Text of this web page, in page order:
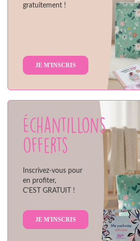
gratuitement !
JE M'INSCRIS
Échantillons
offerts
Inscrivez-vous pour
en profiter,
C'EST GRATUIT !
JE M'INSCRIS